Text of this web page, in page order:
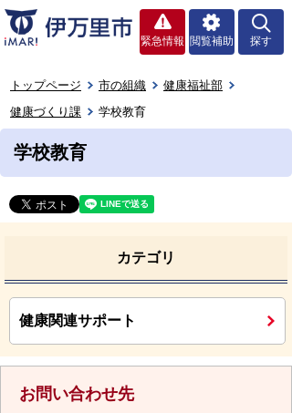
緊急情報 閲覧補助 探す
トップページ 市の組織
健康福祉部
健康づくり課
学校教育
学校教育
カテゴリ
健康関連サポート
お問い合わせ先